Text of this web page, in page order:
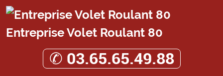
Entreprise Volet Roulant 80
✆ 03.65.65.49.88